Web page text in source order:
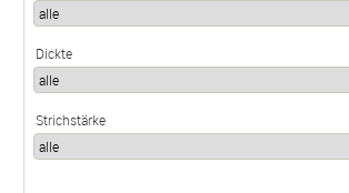
Dickte
Strichstärke